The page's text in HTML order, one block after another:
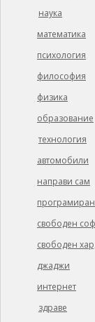
наука
математика
психология
философия
физика
образование
технология
автомобили
направи сам
свободен
свободен
джаджи
интернет
здраве